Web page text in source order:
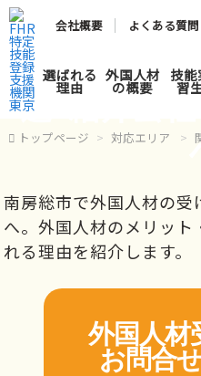
会社概要 よくある質問
選ばれる
理由
外国人材
の概要
技能
習
南房総市で
遣･紹介会
トップページ 対応エリア
南房総市で外国人材の
へ。外国人材のメリッ
れる理由を紹介します。
外国人材
お問合